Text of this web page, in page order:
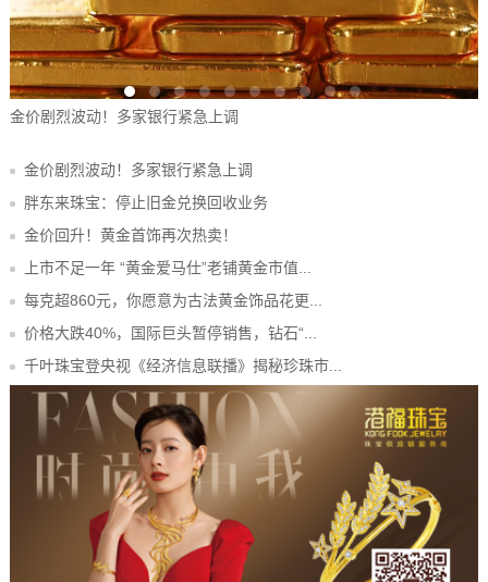
价剧烈波动！多家银行紧急上调
金价剧烈波动！多家银行紧急上调
胖东来珠宝：停止旧金兑换回收业务
金价回升！黄金首饰再次热卖！
上市不足一年 “黄金爱马仕”老铺黄金市值...
每克超860元，你愿意为古法黄金饰品花更...
价格大跌40%，国际巨头暂停销售，钻石“...
千叶珠宝登央视《经济信息联播》揭秘珍珠市...